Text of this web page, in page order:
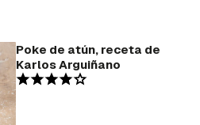
Poke de atún, receta de
Karlos Arguiñano